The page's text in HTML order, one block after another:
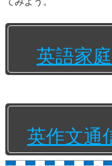
英語家
英作文通